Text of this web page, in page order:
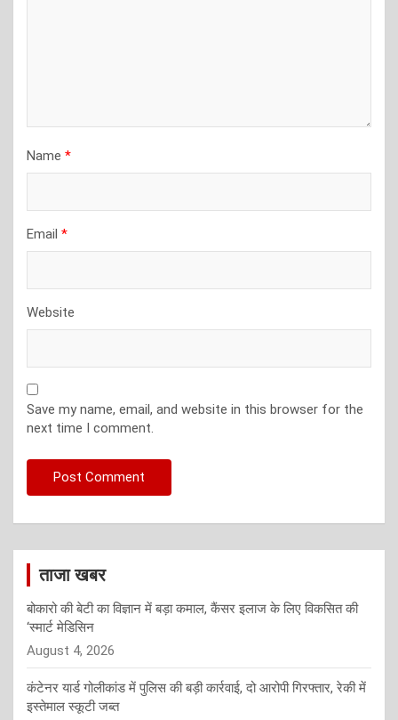
Name *
Email *
Website
Save my name, email, and website in this browser for the
next time I comment.
ताजा खबर
बोकारो की बेटी का विज्ञान में बड़ा कमाल, कैंसर इलाज के लिए विकसित की
‘स्मार्ट मेडिसिन
August 4, 2026
कंटेनर यार्ड गोलीकांड में पुलिस की बड़ी कार्रवाई, दो आरोपी गिरफ्तार, रेकी में
इस्तेमाल स्कूटी जब्त